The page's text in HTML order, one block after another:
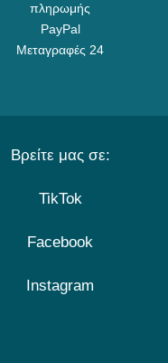
πληρωμής
PayPal
Μεταγραφές 24
Βρείτε μας σε:
TikTok
Facebook
Instagram